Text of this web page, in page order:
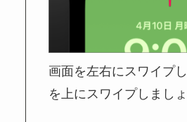
画面を左右にスワイプ
を上にスワイプしましょ